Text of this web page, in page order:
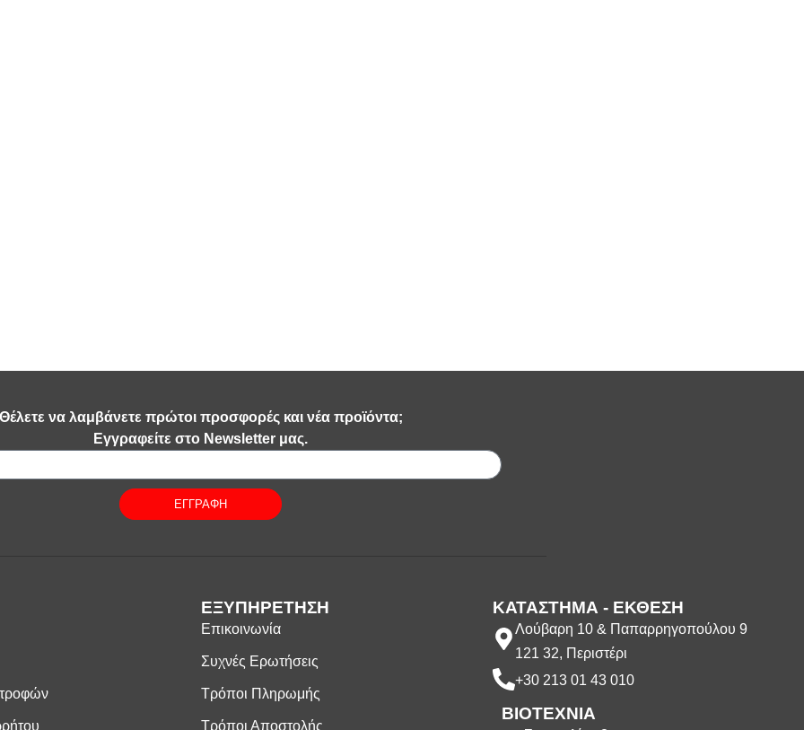
Θέλετε να λαμβάνετε πρώτοι προσφορές και νέα προϊόντα;
Εγγραφείτε στο Newsletter μας.
ΕΓΓΡΑΦΗ
ΕΞΥΠΗΡΕΤΗΣΗ
Επικοινωνία
Συχνές Ερωτήσεις
Τρόποι Πληρωμής
Τρόποι Αποστολής
ΚΑΤΑΣΤΗΜΑ - ΕΚΘΕΣΗ
Λούβαρη 10 & Παπαρρηγοπούλου 9
121 32, Περιστέρι
+30 213 01 43 010
ΒΙΟΤΕΧΝΙΑ